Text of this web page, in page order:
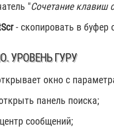
"Сочетание клавиш
- скопировать в буфер
УРОВЕНЬ ГУРУ
окно с
панель поиска;
сообщений;